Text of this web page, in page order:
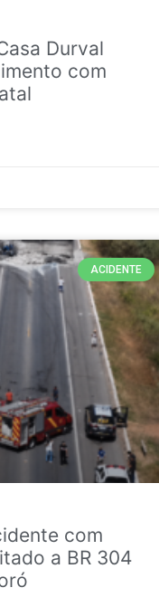
Durval
com
ACIDENTE
com
a BR 304